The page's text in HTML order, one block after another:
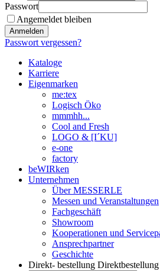
Passwort
Angemeldet bleiben
Anmelden
Passwort vergessen?
Kataloge
Karriere
Eigenmarken
me:tex
Logisch Öko
mmmhh...
Cool and Fresh
LOGO & [I´KU]
e-one
factory
beWIRken
Unternehmen
Über MESSERLE
Messen und Veranstaltungen
Fachgeschäft
Showroom
Kooperationen und
Ansprechpartner
Geschichte
Direkt- bestellung Direktbestellung